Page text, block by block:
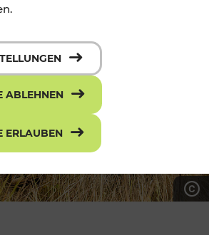
ABLEHNEN
ERLAUBEN